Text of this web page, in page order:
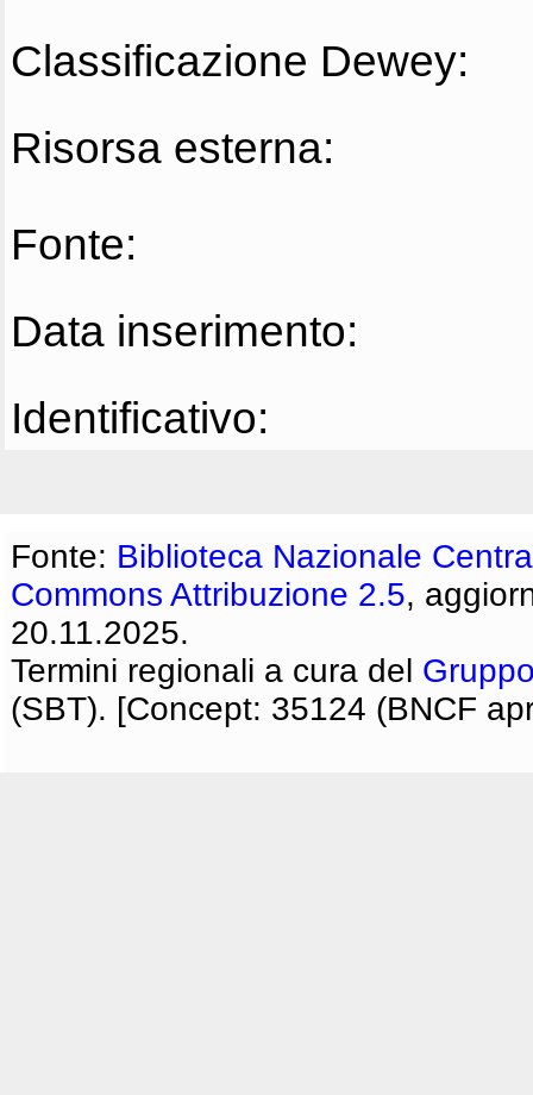
Classificazione Dewey:
Risorsa esterna:
Fonte:
Data inserimento:
Identificativo:
Fonte: Biblioteca Nazionale
Commons Attribuzione 2.5,
20.11.2025.
Termini regionali a cura del
(SBT). [Concept: 35124 (BNCF